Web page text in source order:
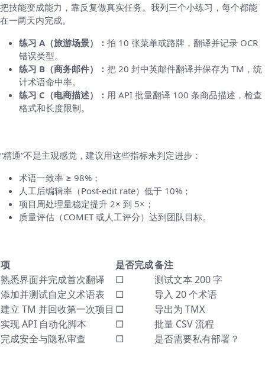
把技能变成能力，靠反复做真实任务。我列三个小练习，每个都能
在一两天内完成。
练习 A（旅游场景）： 拍 10 张菜单或路牌，翻译并记录 OCR
错误类型。
练习 B（商务邮件）： 把 20 封中英邮件翻译并保存为 TM，统
计术语命中率。
练习 C（电商描述）： 用 API 批量翻译 100 条商品描述，检查
格式和长度限制。
“精通”不是主观感觉，建议用这些指标来判定进步：
术语一致率 ≥ 98%；
人工后编辑率（Post-edit rate）低于 10%；
项目周处理量稳定提升 2× 到 5×；
质量评估（COMET 或人工评分）达到团队目标。
项 是否完成备注
熟悉界面并完成首次翻译
□
测试文本 200 字
添加并测试自定义术语表
□
导入 20 个术语
建立 TM 并回收第一次项目 □
导出为 TMX
实现 API 自动化脚本
□
批量 CSV 流程
完成安全与隐私审查
□ 是否需要私有部署？